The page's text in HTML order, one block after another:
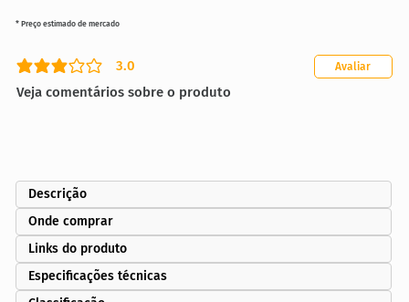
3.0
classificação média é 3 de 5
Veja comentários sobre o produto
Avaliar
* Preço estimado de mercado
Descrição
Onde comprar
Links do produto
Especificações técnicas